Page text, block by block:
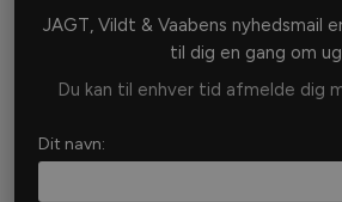
JAGT, Vildt & Vaabens nyhedsmail
til dig en gang om
Du kan til enhver tid afmelde dig
Dit navn: